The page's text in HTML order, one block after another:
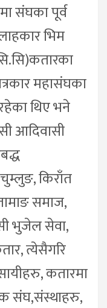
संघका पूर्व
भिम
महासंघका
थिए भने
आदिवासी
किराँत
समाज,
भुजेल सेवा,
त्येसैगरि
कतारमा
संघ,संस्थाहरु,